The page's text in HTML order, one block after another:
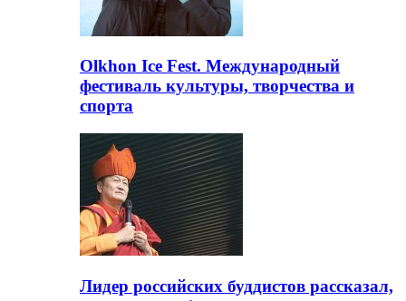
Olkhon Ice Fest. Международный
фестиваль культуры, творчества и
спорта
Лидер российских буддистов рассказал,